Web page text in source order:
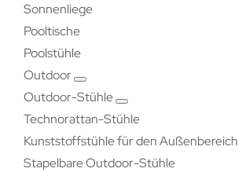
Sonnenliege
Pooltische
Poolstühle
Outdoor
Outdoor-Stühle
Technorattan-Stühle
Kunststoffstühle für den Außenbereich
Stapelbare Outdoor-Stühle